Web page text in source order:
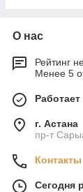
О нас
Рейтинг
Менее 5
Работает
г. Астана
пр-т
Контакты
Сегодня